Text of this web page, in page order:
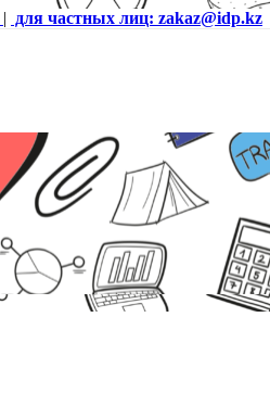
| для частных лиц: zakaz@idp.kz